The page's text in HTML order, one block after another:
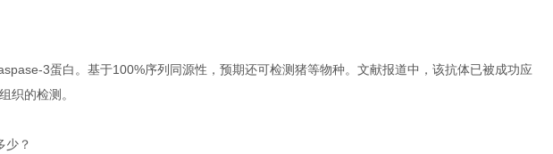
3蛋白。基于100%序列同源性，预期还可检测猪等物种。文献报道中，该抗体已被成功应
织的检测。
少？